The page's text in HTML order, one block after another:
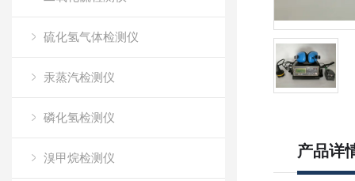
硫化氢气体检测仪
汞蒸汽检测仪
磷化氢检测仪
溴甲烷检测仪 产品详